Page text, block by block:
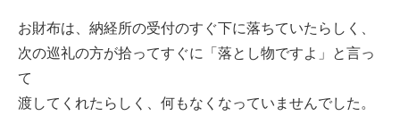
お財布は、納経所の受付のすぐ下に落ちていたらしく、
次の巡礼の方が拾ってすぐに「落とし物ですよ」と言っ
て
渡してくれたらしく、何もなくなっていませんでした。